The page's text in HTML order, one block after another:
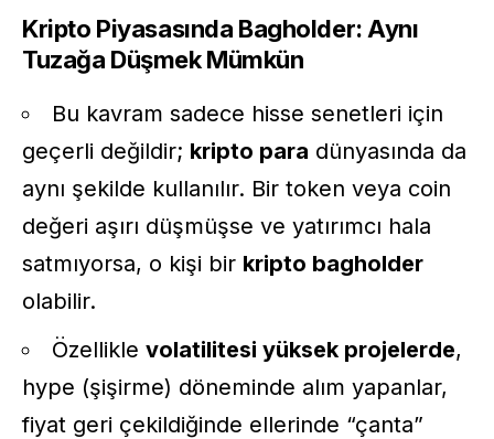
Kripto Piyasasında Bagholder: Aynı
Tuzağa Düşmek Mümkün
Bu kavram sadece hisse senetleri için
geçerli değildir; kripto para dünyasında da
aynı şekilde kullanılır. Bir token veya coin
değeri aşırı düşmüşse ve yatırımcı hala
satmıyorsa, o kişi bir kripto bagholder
olabilir.
Özellikle volatilitesi yüksek projelerde,
hype (şişirme) döneminde alım yapanlar,
fiyat geri çekildiğinde ellerinde “çanta”